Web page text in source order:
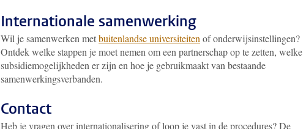
Internationale samenwerking
Wil je samenwerken metbuitenlandse universiteiten of onderwijsinstellingen?
Ontdek welke stappen je moet nemen om een partnerschap op te zetten, welke
subsidiemogelijkheden er zijn en hoe je gebruikmaakt van bestaande
samenwerkingsverbanden.
Contact
Heb je vragen over internationalisering of loop je vast in de procedures? De